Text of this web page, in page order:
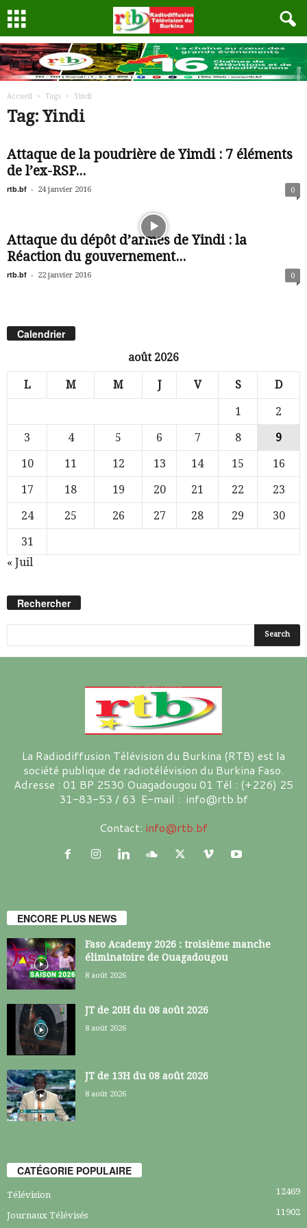
Accueil Tags Yindi
Tag: Yindi
Attaque de la poudrière de Yimdi : 7 éléments
de l’ex-RSP...
rtb.bf - 24 janvier 2016 0
Attaque du dépôt d’armes de Yindi : la
Réaction du gouvernement...
rtb.bf - 22 janvier 2016 0
Calendrier
août 2026
L M M J V S D
1
2
3
4 5 6 7 8
9
10
11 12 13 14 15
16
17
18 19 20 21 22
23
24
25 26 27 28 29
30
31
« Juil
Rechercher
La Radiodiffusion Télévision du Burkina (RTB) est la
société publique de radiotélévision du Burkina Faso.
Adresse : 01 BP 2530 Ouagadougou 01 Tél : (+226) 25
31-83-53 / 63 E-mail : info@rtb.bf
Contact: info@rtb.bf
ENCORE PLUS NEWS
Faso Academy 2026 : troisième manche
éliminatoire de Ouagadougou
8 août 2026
JT de 20H du 08 août 2026
8 août 2026
JT de 13H du 08 août 2026
8 août 2026
CATÉGORIE POPULAIRE
Télévision 12469
Journaux Télévisés
11902